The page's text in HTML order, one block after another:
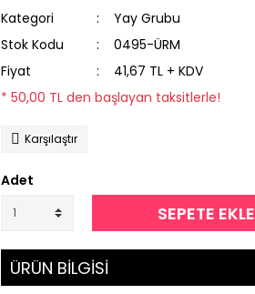
Kategori
Yay Grubu
Stok Kodu
0495-ÜRM
Fiyat
41,67 TL + KDV
* 50,00 TL den başlayan taksitlerle!
Karşılaştır
Adet
SEPETE EKLE
ÜRÜN BİLGİSİ